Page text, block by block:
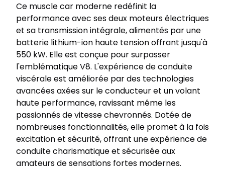
Ce muscle car moderne redéfinit la
performance avec ses deux moteurs électriques
et sa transmission intégrale, alimentés par une
batterie lithium-ion haute tension offrant jusqu'à
550 kW. Elle est conçue pour surpasser
l'emblématique V8. L'expérience de conduite
viscérale est améliorée par des technologies
avancées axées sur le conducteur et un volant
haute performance, ravissant même les
passionnés de vitesse chevronnés. Dotée de
nombreuses fonctionnalités, elle promet à la fois
excitation et sécurité, offrant une expérience de
conduite charismatique et sécurisée aux
amateurs de sensations fortes modernes.